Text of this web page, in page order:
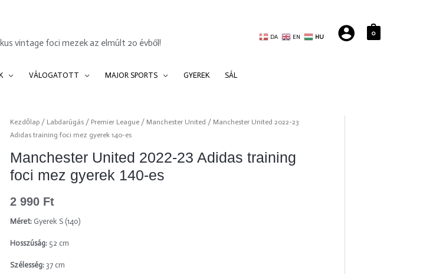
vintage foci mezek az elmúlt 20 évből!
DA EN HU 0
VÁLOGATOTT MAJOR SPORTS GYEREK SÁL
Kezdőlap/ Labdarúgás/ Premier League/ Manchester United / Manchester United 2022-23
Adidas training foci mez gyerek 140-es
Manchester United 2022-23 Adidas training
foci mez gyerek 140-es
2 990 Ft
Méret:Gyerek S (140)
Hosszúság: 52 cm
Szélesség: 37 cm
Manchester
United
23
Adidas
foci
mez
es